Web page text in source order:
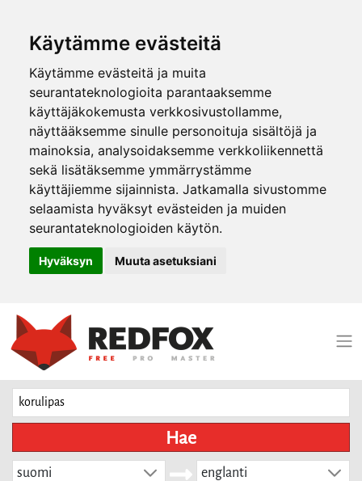
Käytämme evästeitä
Käytämme evästeitä ja muita
seurantateknologioita parantaaksemme
käyttäjäkokemusta verkkosivustollamme,
näyttääksemme sinulle personoituja sisältöjä ja
mainoksia, analysoidaksemme verkkoliikennettä
sekä lisätäksemme ymmärrystämme
käyttäjiemme sijainnista. Jatkamalla sivustomme
selaamista hyväksyt evästeiden ja muiden
seurantateknologioiden käytön.
Hyväksyn Muuta asetuksiani
Hae
suomi englanti